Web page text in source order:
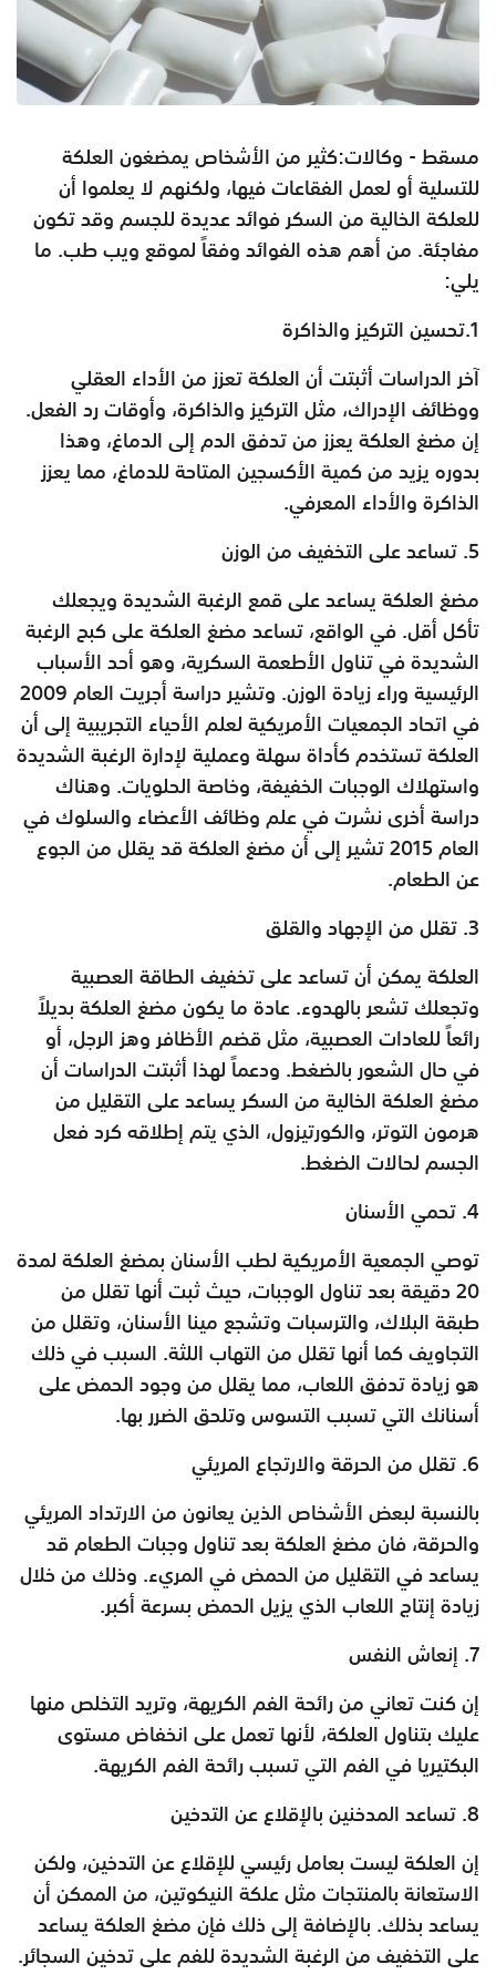
مسقط - وكالات:كثير من الأشخاص يمضغون العلكة
للتسلية أو لعمل الفقاعات فيها، ولكنهم لا يعلموا أن
للعلكة الخالية من السكر فوائد عديدة للجسم وقد تكون
مفاجئة. من أهم هذه الفوائد وفقاً لموقع ويب طب. ما
يلي:
1.تحسين التركيز والذاكرة
آخر الدراسات أثبتت أن العلكة تعزز من الأداء العقلي
ووظائف الإدراك، مثل التركيز والذاكرة، وأوقات رد الفعل.
إن مضغ العلكة يعزز من تدفق الدم إلى الدماغ، وهذا
بدوره يزيد من كمية الأكسجين المتاحة للدماغ، مما يعزز
الذاكرة والأداء المعرفي.
5. تساعد على التخفيف من الوزن
مضغ العلكة يساعد على قمع الرغبة الشديدة ويجعلك
تأكل أقل. في الواقع، تساعد مضغ العلكة على كبح الرغبة
الشديدة في تناول الأطعمة السكرية، وهو أحد الأسباب
الرئيسية وراء زيادة الوزن. وتشير دراسة أجريت العام 2009
في اتحاد الجمعيات الأمريكية لعلم الأحياء التجريبية إلى أن
العلكة تستخدم كأداة سهلة وعملية لإدارة الرغبة الشديدة
واستهلاك الوجبات الخفيفة، وخاصة الحلويات. وهناك
دراسة أخرى نشرت في علم وظائف الأعضاء والسلوك في
العام 2015 تشير إلى أن مضغ العلكة قد يقلل من الجوع
عن الطعام.
3. تقلل من الإجهاد والقلق
العلكة يمكن أن تساعد على تخفيف الطاقة العصبية
وتجعلك تشعر بالهدوء. عادة ما يكون مضغ العلكة بديلاً
رائعاً للعادات العصبية، مثل قضم الأظافر وهز الرجل، أو
في حال الشعور بالضغط. ودعماً لهذا أثبتت الدراسات أن
مضغ العلكة الخالية من السكر يساعد على التقليل من
هرمون التوتر، والكورتيزول، الذي يتم إطلاقه كرد فعل
الجسم لحالات الضغط.
4. تحمي الأسنان
توصي الجمعية الأمريكية لطب الأسنان بمضغ العلكة لمدة
20 دقيقة بعد تناول الوجبات، حيث ثبت أنها تقلل من
طبقة البلاك، والترسبات وتشجع مينا الأسنان، وتقلل من
التجاويف كما أنها تقلل من التهاب اللثة. السبب في ذلك
هو زيادة تدفق اللعاب، مما يقلل من وجود الحمض على
أسنانك التي تسبب التسوس وتلحق الضرر بها.
6. تقلل من الحرقة والارتجاع المريئي
بالنسبة لبعض الأشخاص الذين يعانون من الارتداد المريئي
والحرقة، فان مضغ العلكة بعد تناول وجبات الطعام قد
يساعد في التقليل من الحمض في المريء. وذلك من خلال
زيادة إنتاج اللعاب الذي يزيل الحمض بسرعة أكبر.
7. إنعاش النفس
إن كنت تعاني من رائحة الفم الكريهة، وتريد التخلص منها
عليك بتناول العلكة، لأنها تعمل على انخفاض مستوى
البكتيريا في الفم التي تسبب رائحة الفم الكريهة.
8. تساعد المدخنين بالإقلاع عن التدخين
إن العلكة ليست بعامل رئيسي للإقلاع عن التدخين، ولكن
الاستعانة بالمنتجات مثل علكة النيكوتين، من الممكن أن
يساعد بذلك. بالإضافة إلى ذلك فإن مضغ العلكة يساعد
على التخفيف من الرغبة الشديدة للفم على تدخين السجائر.